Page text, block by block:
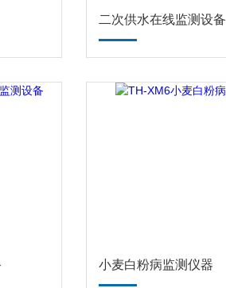
二次供水在线监测设备
小麦白粉病监测仪器